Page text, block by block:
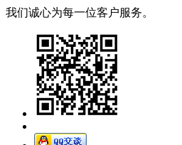
我们诚心为每一位客户服务。